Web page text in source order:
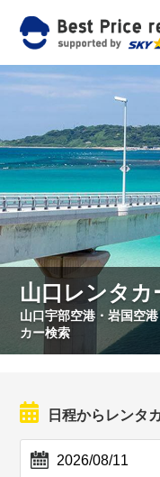
山口レンタカ
山口宇部空港・岩国空
カー検索
日程からレンタ